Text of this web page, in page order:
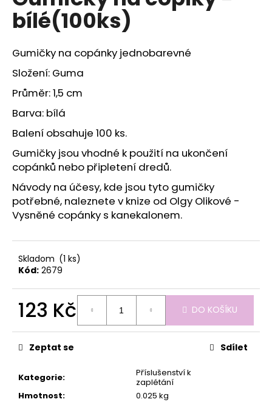
0,0
hvězdiček.
bílé(100ks)
Gumičky na copánky jednobarevné
Složení: Guma
Průměr: 1,5 cm
Barva: bílá
Balení obsahuje 100 ks.
Gumičky jsou vhodné k použití na ukončení
copánků nebo připletení dredů.
Návody na účesy, kde jsou tyto gumičky
potřebné, naleznete v knize od Olgy Olikové -
Vysněné copánky s kanekalonem.
Skladom (1 ks)
Kód: 2679
123 Kč
cena:
DO KOŠÍKU
Kategorie:
Příslušenství k
zaplétání
Hmotnost:
0.025 kg
Zeptat se Sdílet
a
j
í
t
?
HLEDAT
D
o
p
u
č
u
m
e